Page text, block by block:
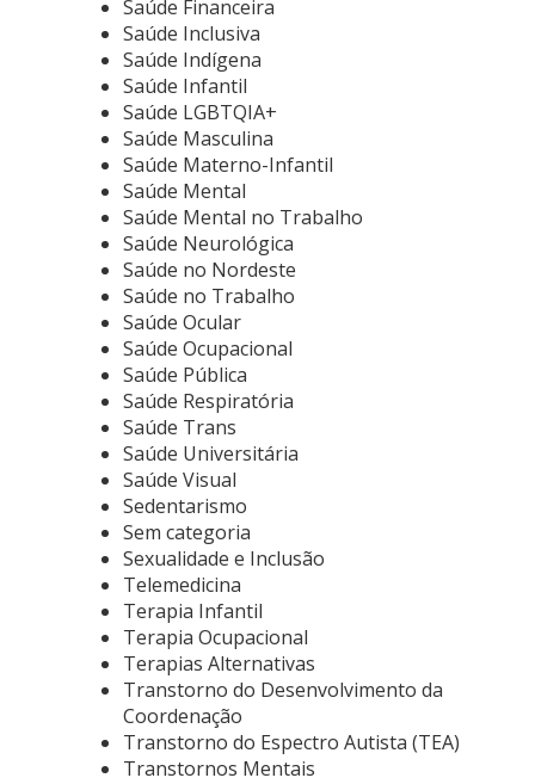
Saúde Financeira
Saúde Inclusiva
Saúde Indígena
Saúde Infantil
Saúde LGBTQIA+
Saúde Masculina
Saúde Materno-Infantil
Saúde Mental
Saúde Mental no Trabalho
Saúde Neurológica
Saúde no Nordeste
Saúde no Trabalho
Saúde Ocular
Saúde Ocupacional
Saúde Pública
Saúde Respiratória
Saúde Trans
Saúde Universitária
Saúde Visual
Sedentarismo
Sem categoria
Sexualidade e Inclusão
Telemedicina
Terapia Infantil
Terapia Ocupacional
Terapias Alternativas
Transtorno do Desenvolvimento da
Coordenação
Transtorno do Espectro Autista (TEA)
Transtornos Mentais